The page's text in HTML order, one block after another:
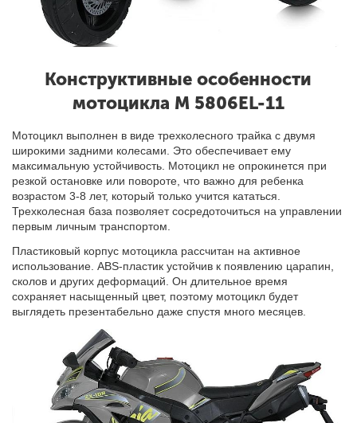
Конструктивные особенности
мотоцикла M 5806EL-11
Мотоцикл выполнен в виде трехколесного трайка с двумя
широкими задними колесами. Это обеспечивает ему
максимальную устойчивость. Мотоцикл не опрокинется при
резкой остановке или повороте, что важно для ребенка
возрастом 3-8 лет, который только учится кататься.
Трехколесная база позволяет сосредоточиться на управлении
первым личным транспортом.
Пластиковый корпус мотоцикла рассчитан на активное
использование. ABS-пластик устойчив к появлению царапин,
сколов и других деформаций. Он длительное время
сохраняет насыщенный цвет, поэтому мотоцикл будет
выглядеть презентабельно даже спустя много месяцев.